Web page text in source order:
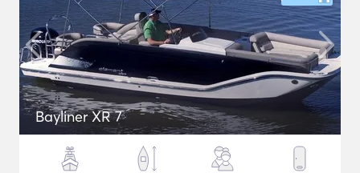
Bayliner XR 7